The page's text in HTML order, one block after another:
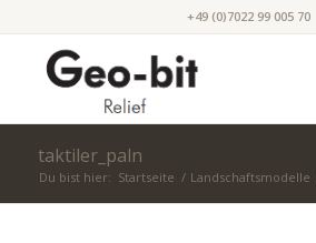
+49 (0)7022 99 005 70
taktiler_paln
Du bist hier: Startseite / Landschaftsmodelle